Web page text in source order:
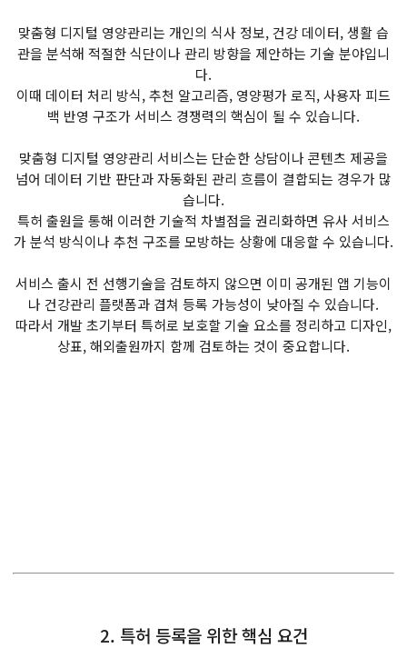
맞춤형 디지털 영양관리는 개인의 식사 정보, 건강 데이터, 생활 습
관을 분석해 적절한 식단이나 관리 방향을 제안하는 기술 분야입니
다.
이때 데이터 처리 방식, 추천 알고리즘, 영양평가 로직, 사용자 피드
백 반영 구조가 서비스 경쟁력의 핵심이 될 수 있습니다.
맞춤형 디지털 영양관리 서비스는 단순한 상담이나 콘텐츠 제공을
넘어 데이터 기반 판단과 자동화된 관리 흐름이 결합되는 경우가 많
습니다.
특허 출원을 통해 이러한 기술적 차별점을 권리화하면 유사 서비스
가 분석 방식이나 추천 구조를 모방하는 상황에 대응할 수 있습니다.
서비스 출시 전 선행기술을 검토하지 않으면 이미 공개된 앱 기능이
나 건강관리 플랫폼과 겹쳐 등록 가능성이 낮아질 수 있습니다.
따라서 개발 초기부터 특허로 보호할 기술 요소를 정리하고 디자인,
상표, 해외출원까지 함께 검토하는 것이 중요합니다.
2. 특허 등록을 위한 핵심 요건